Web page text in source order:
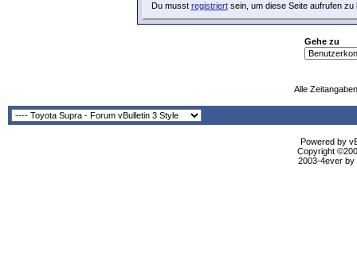
Du musst registriertsein, um diese Seite aufrufen zu
Gehe zu
Alle
Powered by
Copyright
2003-4ever by